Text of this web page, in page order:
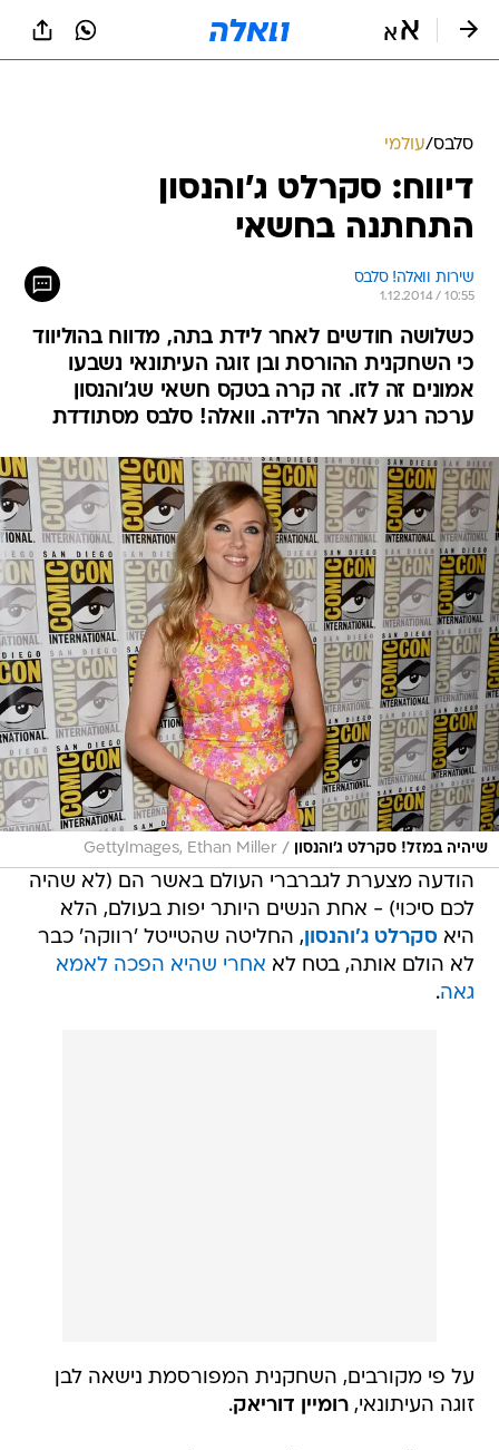
סלבס/עולמי
דיווח: סקרלט ג'והנסון
התחתנה בחשאי
שירות וואלה! סלבס
1.12.2014 / 10:55
כשלושה חודשים לאחר לידת בתה, מדווח בהוליווד
כי השחקנית ההורסת ובן זוגה העיתונאי נשבעו
אמונים זה לזו. זה קרה בטקס חשאי שג'והנסון
ערכה רגע לאחר הלידה. וואלה! סלבס מסתודדת
שיהיה במזל! סקרלט ג'והנסון /
GettyImages, Ethan Miller
הודעה מצערת לגברברי העולם באשר הם (לא שהיה
לכם סיכוי) - אחת הנשים היותר יפות בעולם, הלא
היאסקרלט ג'והנסון, החליטה שהטייטל 'רווקה' כבר
לא הולם אותה, בטח לא אחרי שהיא הפכה לאמא
גאה.
על פי מקורבים, השחקנית המפורסמת נישאה לבן
זוגה העיתונאי,רומיין דוריאק.